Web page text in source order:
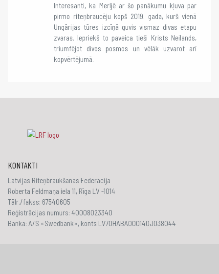
Interesanti, ka Merljē ar šo panākumu kļuva par
pirmo riteņbraucēju kopš 2019. gada, kurš vienā
Ungārijas tūres izcīņā guvis vismaz divas etapu
zvaras. Iepriekš to paveica tieši Krists Neilands,
triumfējot divos posmos un vēlāk uzvarot arī
kopvērtējumā.
KONTAKTI
Latvijas Riteņbraukšanas Federācija
Roberta Feldmaņa iela 11, Rīga LV -1014
Tālr./fakss: 67540605
Reģistrācijas numurs: 40008023340
Banka: A/S «Swedbank», konts LV70HABA000140J038044